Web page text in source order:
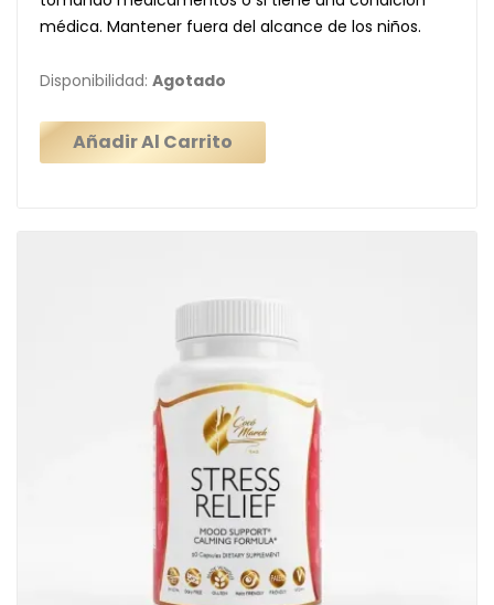
médica. Mantener fuera del alcance de los niños.
Disponibilidad: Agotado
Añadir Al Carrito